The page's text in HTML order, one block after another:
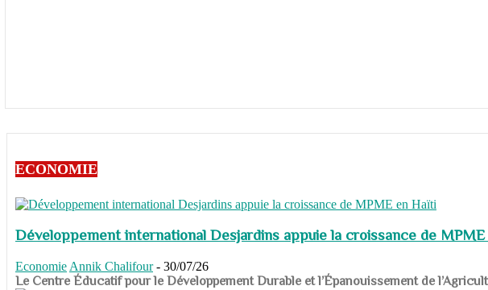
ECONOMIE
Développement international Desjardins appuie la croissance de
Economie Annik Chalifour - 30/07/26
​​​​​​​Le Centre Éducatif pour le Développement Durable et l’Épanouissement de